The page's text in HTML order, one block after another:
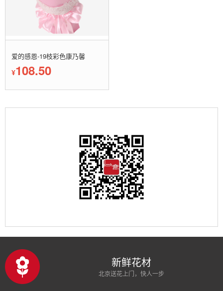
爱的感恩-19枝彩色康乃馨
¥108.50
新鲜花材
北京送花上门，快人一步